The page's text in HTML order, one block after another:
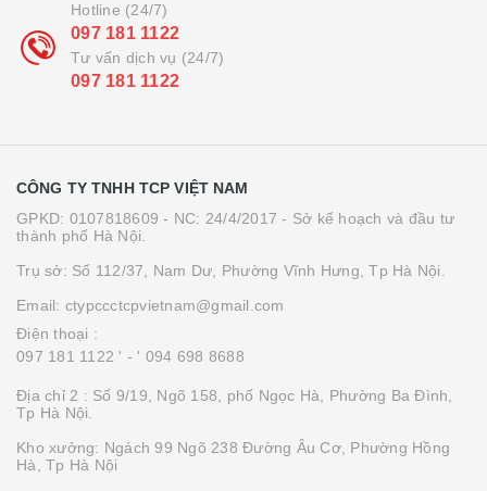
Hotline (24/7)
097 181 1122
Tư vấn dịch vụ (24/7)
097 181 1122
CÔNG TY TNHH TCP VIỆT NAM
GPKD: 0107818609 - NC: 24/4/2017 - Sở kế hoạch và đầu tư
thành phố Hà Nội.
Trụ sở: Số 112/37, Nam Dư, Phường Vĩnh Hưng, Tp Hà Nội.
Email: ctypccctcpvietnam@gmail.com
Điện thoại :
097 181 1122 ' - ' 094 698 8688
Địa chỉ 2 : Số 9/19, Ngõ 158, phố Ngọc Hà, Phường Ba Đình,
Tp Hà Nội.
Kho xưởng: Ngách 99 Ngõ 238 Đường Âu Cơ, Phường Hồng
Hà, Tp Hà Nội